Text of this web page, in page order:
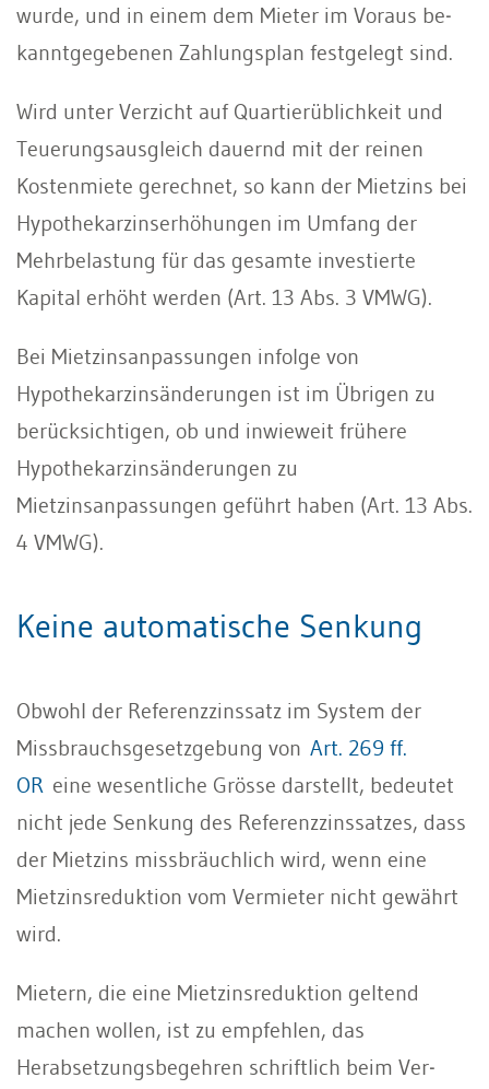
wurde, und in einem dem Mieter im Voraus be­
kannt­gege­benen Zahlungsplan festgelegt sind.
Wird unter Verzicht auf Quartierüblichkeit und
Teuerungsausgleich dauernd mit der reinen
Kostenmiete gerechnet, so kann der Mietzins bei
Hypothekarzinserhöhungen im Umfang der
Mehrbelastung für das gesamte investierte
Kapital erhöht werden (Art. 13 Abs. 3 VMWG).
Bei Mietzinsanpassungen infolge von
Hypothekarzinsänderungen ist im Übrigen zu
berücksichtigen, ob und inwieweit frühere
Hypothekarzinsänderungen zu
Mietzinsanpassungen geführt haben (Art. 13 Abs.
4 VMWG).
Keine automatische Senkung
Obwohl der Referenzzinssatz im System der
Missbrauchsgesetzgebung von Art. 269 ff.
OR eine wesentliche Grösse darstellt, bedeutet
nicht jede Senkung des Referenzzinssatzes, dass
der Mietzins missbräuchlich wird, wenn eine
Mietzinsreduktion vom Vermieter nicht gewährt
wird.
Mietern, die eine Mietzinsreduktion geltend
machen wollen, ist zu empfehlen, das
Herabsetzungsbegehren schriftlich beim Ver­